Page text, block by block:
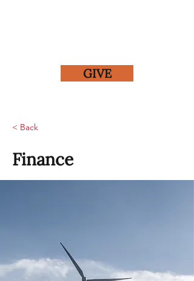
GIVE
< Back
Finance